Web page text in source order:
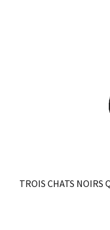
TROIS CHATS NOIRS